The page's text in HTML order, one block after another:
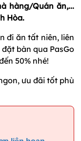
hàng/Quán ăn,...
Hòa.
đi ăn tất niên, liên
bàn qua PasGo
50% nhé!
ưu đãi tốt phù